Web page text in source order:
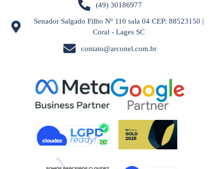
(49) 30186977
Senador Salgado Filho Nº 110 sala 04 CEP: 88523150 |
Coral - Lages SC
contato@arconel.com.br